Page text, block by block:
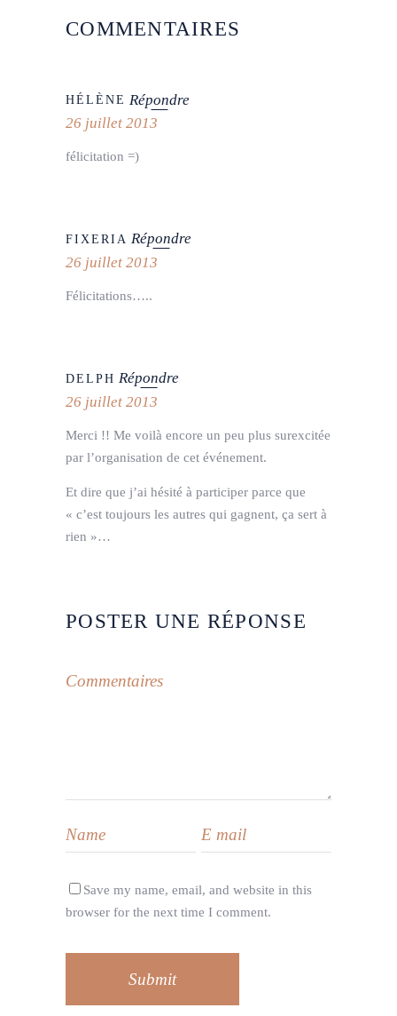
COMMENTAIRES
HÉLÈNE Répondre
26 juillet 2013
félicitation =)
FIXERIA Répondre
26 juillet 2013
Félicitations…..
DELPH Répondre
26 juillet 2013
Merci !! Me voilà encore un peu plus surexcitée
par l’organisation de cet événement.
Et dire que j’ai hésité à participer parce que
« c’est toujours les autres qui gagnent, ça sert à
rien »…
POSTER UNE RÉPONSE
Save my name, email, and website in this
browser for the next time I comment.
Submit